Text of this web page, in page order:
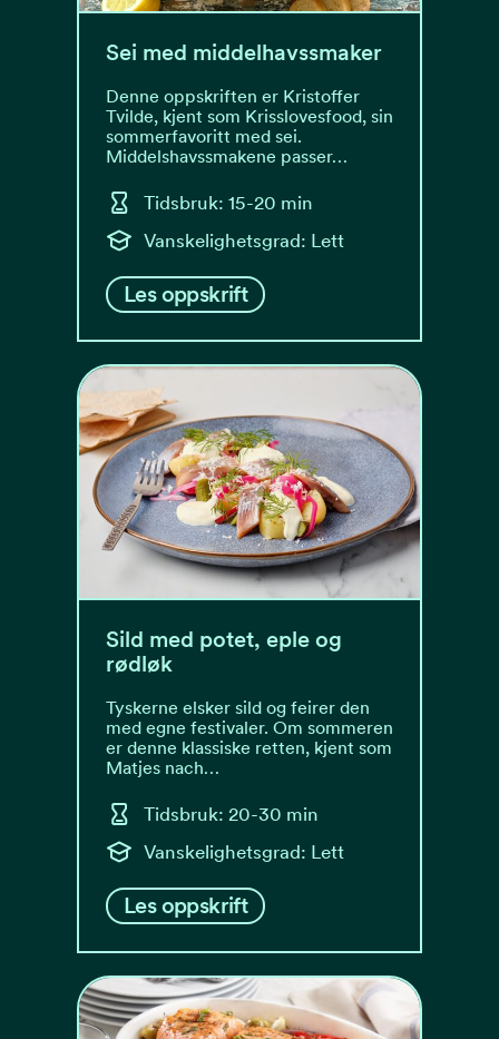
Sei med middelhavssmaker
Denne oppskriften er Kristoffer
Tvilde, kjent som Krisslovesfood, sin
sommerfavoritt med sei.
Middelshavssmakene passer…
Tidsbruk: 15-20 min
Vanskelighetsgrad: Lett
Les oppskrift
Sild med potet, eple og
rødløk
Tyskerne elsker sild og feirer den
med egne festivaler. Om sommeren
er denne klassiske retten, kjent som
Matjes nach…
Tidsbruk: 20-30 min
Vanskelighetsgrad: Lett
Les oppskrift